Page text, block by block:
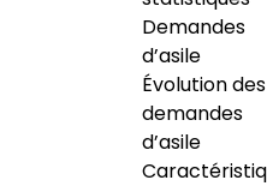
Demandes
d’asile
Évolution des
demandes
d’asile